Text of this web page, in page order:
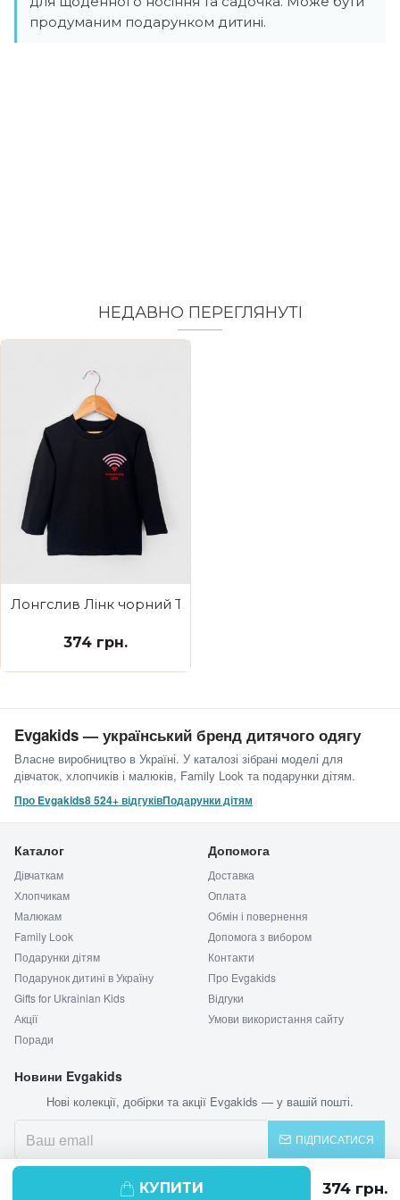
КУПИТИ
продуманим подарунком дитині.
НЕДАВНО ПЕРЕГЛЯНУТI
Лонгслив Лінк чорний Точка доступу Love
374 грн.
Evgakids — український бренд дитячого одягу
Власне виробництво в Україні. У каталозі зібрані моделі для
дівчаток, хлопчиків і малюків, Family Look та подарунки дітям.
Про Evgakids8 524+ відгуківПодарунки дітям
Каталог
Дівчаткам
Хлопчикам
Малюкам
Family Look
Подарунки дітям
Подарунок дитині в Україну
Gifts for Ukrainian Kids
Акції
Поради
Допомога
Доставка
Оплата
Обмін і повернення
Допомога з вибором
Контакти
Про Evgakids
Відгуки
Умови використання сайту
Новини Evgakids
Нові колекції, добірки та акції Evgakids — у вашій пошті.
ПІДПИСАТИСЯ